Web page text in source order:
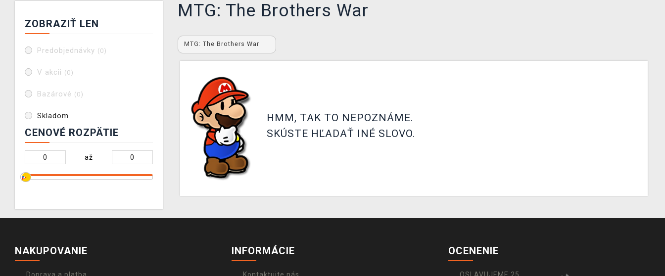
ZOBRAZIŤ LEN
Predobjednávky (0)
V akcii (0)
Bazárové (0)
Skladom
CENOVÉ ROZPÄTIE
až
MTG: The Brothers War
MTG: The Brothers War
HMM, TAK TO NEPOZNÁME.
SKÚSTE HĽADAŤ INÉ SLOVO.
NAKUPOVANIE INFORMÁCIE OCENENIE